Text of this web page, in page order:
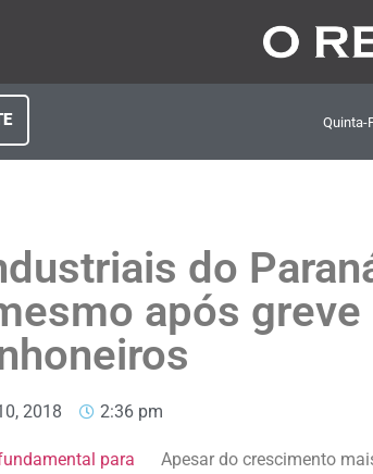
Quinta-
do
após greve
2018 2:36 pm
Apesar do crescimento